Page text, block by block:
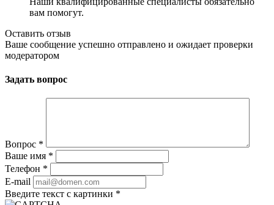
вам помогут.
Оставить отзыв
Ваше сообщение успешно отправлено и ожидает проверки
модератором
Задать вопрос
Вопрос *
Ваше имя *
Телефон *
E-mail
Введите текст с картинки *